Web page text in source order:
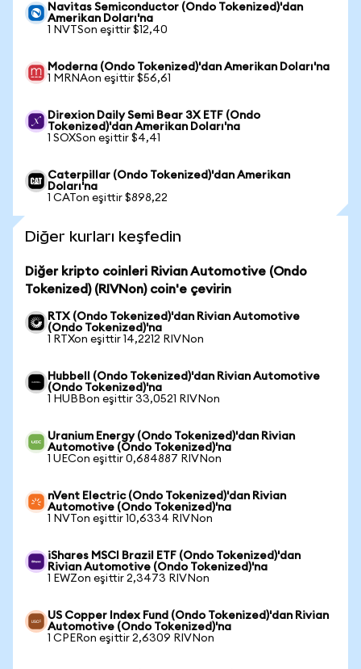
Navitas Semiconductor (Ondo Tokenized)'dan
Amerikan Doları'na
1 NVTSon eşittir $12,40
Moderna (Ondo Tokenized)'dan Amerikan Doları'na
1 MRNAon eşittir $56,61
Direxion Daily Semi Bear 3X ETF (Ondo
Tokenized)'dan Amerikan Doları'na
1 SOXSon eşittir $4,41
Caterpillar (Ondo Tokenized)'dan Amerikan
Doları'na
1 CATon eşittir $898,22
Diğer kurları keşfedin
Diğer kripto coinleri Rivian Automotive (Ondo
Tokenized) (RIVNon) coin'e çevirin
RTX (Ondo Tokenized)'dan Rivian Automotive
(Ondo Tokenized)'na
1 RTXon eşittir 14,2212 RIVNon
Hubbell (Ondo Tokenized)'dan Rivian Automotive
(Ondo Tokenized)'na
1 HUBBon eşittir 33,0521 RIVNon
Uranium Energy (Ondo Tokenized)'dan Rivian
Automotive (Ondo Tokenized)'na
1 UECon eşittir 0,684887 RIVNon
nVent Electric (Ondo Tokenized)'dan Rivian
Automotive (Ondo Tokenized)'na
1 NVTon eşittir 10,6334 RIVNon
iShares MSCI Brazil ETF (Ondo Tokenized)'dan
Rivian Automotive (Ondo Tokenized)'na
1 EWZon eşittir 2,3473 RIVNon
US Copper Index Fund (Ondo Tokenized)'dan Rivian
Automotive (Ondo Tokenized)'na
1 CPERon eşittir 2,6309 RIVNon